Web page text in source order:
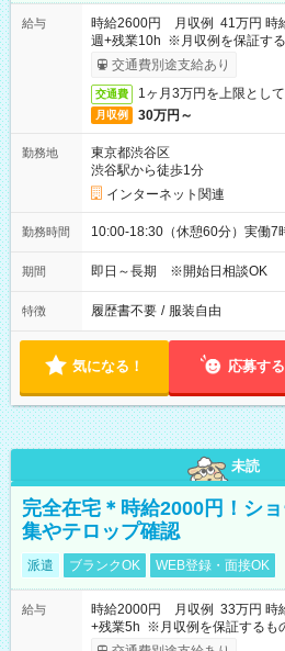
給与
時給2600円 月収例 41万円 時
週+残業10h ※月収例を保証す
受取りサービス利用可（利用条件
交通費別途支給あり
交通費 1ヶ月3万円を上限とし
月収例 30万円～
勤務地
東京都渋谷区
渋谷駅から徒歩1分
インターネット関連
勤務時間 10:00-18:30（休憩60分）実働7
期間 即日～長期 ※開始日相談OK
特徴 履歴書不要 / 服装自由
気になる！ 応募する
未読
完全在宅＊時給2000円！シ
集やテロップ確認
派遣 ブランクOK WEB登録・面接OK
給与
時給2000円 月収例 33万円 時
+残業5h ※月収例を保証するも
取りサービス利用可（利用条件有